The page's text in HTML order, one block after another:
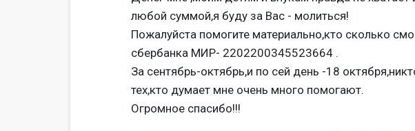
любой суммой,я буду за Вас - молиться!
Пожалуйста помогите материально,кто сколько
сбербанка МИР- 2202200345523664 .
За сентябрь-октябрь,и по сей день -18
тех,кто думает мне очень много помогают.
Огромное спасибо!!!